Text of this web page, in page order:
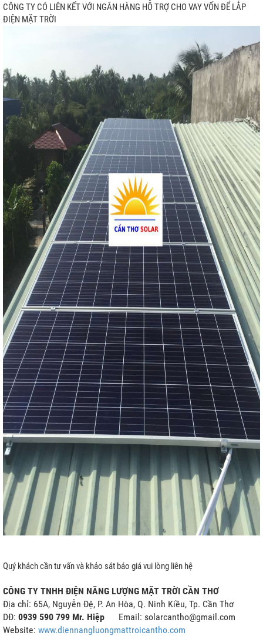
TRỮ
CÔNG TY CÓ LIÊN KẾT VỚI NGÂN HÀNG HỖ TRỢ CHO VAY VỐN ĐỂ LẮP
ĐIỆN MẶT TRỜI
Quý khách cần tư vấn và khảo sát báo giá vui lòng liên hệ
CÔNG TY TNHH ĐIỆN NĂNG LƯỢNG MẶT TRỜI CẦN THƠ
Địa chỉ: 65A, Nguyễn Đệ, P. An Hòa, Q. Ninh Kiều, Tp. Cần Thơ
DĐ: 0939 590 799 Mr. Hiệp Email: solarcantho@gmail.com
Website: www.diennangluongmattroicantho.com